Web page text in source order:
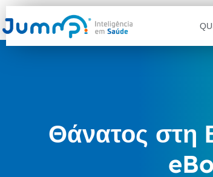
Θάνατος στη